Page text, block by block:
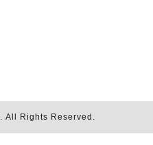
. All Rights Reserved.